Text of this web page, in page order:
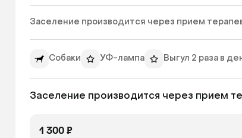
Заселение производится через прием
Собаки УФ-лампа Выгул 2 раза в
Заселение производится через прием
1 300 ₽